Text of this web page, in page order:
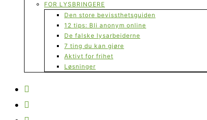
FOR LYSBRINGERE
Den store bevissthetsguiden
12 tips: Bli anonym online
De falske lysarbeiderne
7 ting du kan gjøre
Aktivt for frihet
Løsninger